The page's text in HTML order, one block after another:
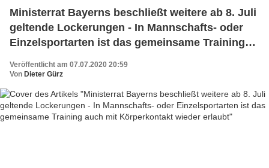
Ministerrat Bayerns beschließt weitere ab 8. Juli
geltende Lockerungen - In Mannschafts- oder
Einzelsportarten ist das gemeinsame Training
Veröffentlicht am 07.07.2020 20:59
Von Dieter Gürz